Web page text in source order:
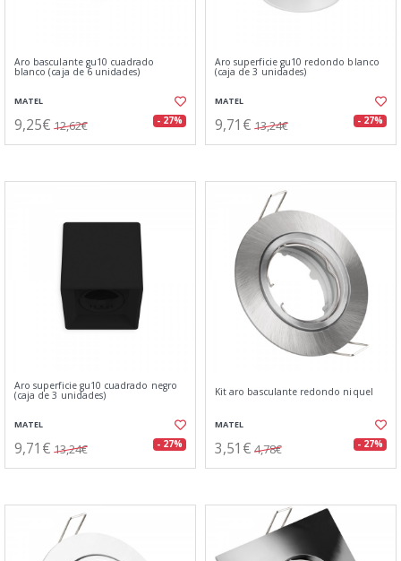
Aro basculante gu10 cuadrado
blanco (caja de 6 unidades)
MATEL
9,25€ 12,62€ - 27%
Aro superficie gu10 redondo blanco
(caja de 3 unidades)
MATEL
9,71€ 13,24€ - 27%
Aro superficie gu10 cuadrado negro
(caja de 3 unidades)
MATEL
9,71€ 13,24€ - 27%
Kit aro basculante redondo niquel
MATEL
3,51€ 4,78€ - 27%